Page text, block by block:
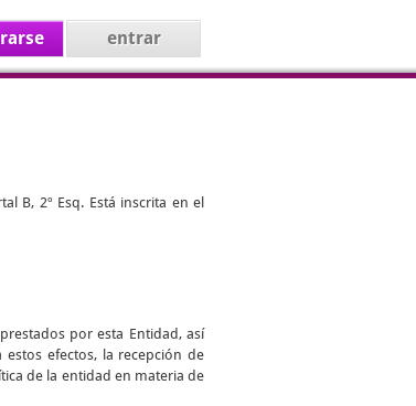
entrar
B, 2º Esq. Está inscrita en el
por esta Entidad, así
efectos, la recepción de
de la entidad en materia de